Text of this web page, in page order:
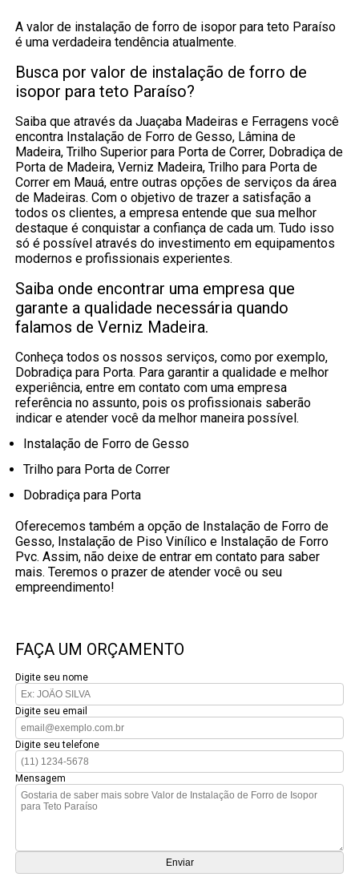
A valor de instalação de forro de isopor para teto Paraíso
é uma verdadeira tendência atualmente.
Busca por valor de instalação de forro de
isopor para teto Paraíso?
Saiba que através da Juaçaba Madeiras e Ferragens você
encontra Instalação de Forro de Gesso, Lâmina de
Madeira, Trilho Superior para Porta de Correr, Dobradiça de
Porta de Madeira, Verniz Madeira, Trilho para Porta de
Correr em Mauá, entre outras opções de serviços da área
de Madeiras. Com o objetivo de trazer a satisfação a
todos os clientes, a empresa entende que sua melhor
destaque é conquistar a confiança de cada um. Tudo isso
só é possível através do investimento em equipamentos
modernos e profissionais experientes.
Saiba onde encontrar uma empresa que
garante a qualidade necessária quando
falamos de Verniz Madeira.
Conheça todos os nossos serviços, como por exemplo,
Dobradiça para Porta. Para garantir a qualidade e melhor
experiência, entre em contato com uma empresa
referência no assunto, pois os profissionais saberão
indicar e atender você da melhor maneira possível.
Instalação de Forro de Gesso
Trilho para Porta de Correr
Dobradiça para Porta
Oferecemos também a opção de Instalação de Forro de
Gesso, Instalação de Piso Vinílico e Instalação de Forro
Pvc. Assim, não deixe de entrar em contato para saber
mais. Teremos o prazer de atender você ou seu
empreendimento!
FAÇA UM ORÇAMENTO
Digite seu nome
Digite seu email
Digite seu telefone
Mensagem